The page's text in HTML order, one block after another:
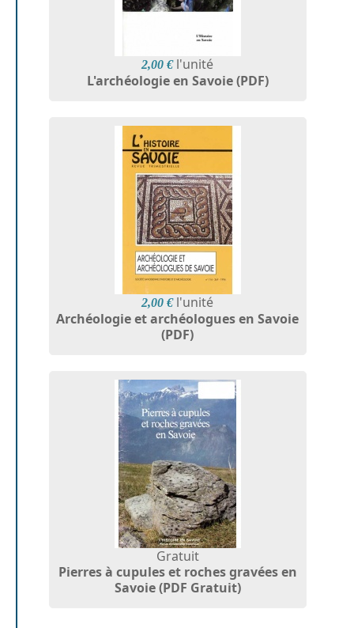
2,00 € l'unité
L'archéologie en Savoie (PDF)
2,00 € l'unité
Archéologie et archéologues en Savoie
(PDF)
Gratuit
Pierres à cupules et roches gravées en
Savoie (PDF Gratuit)